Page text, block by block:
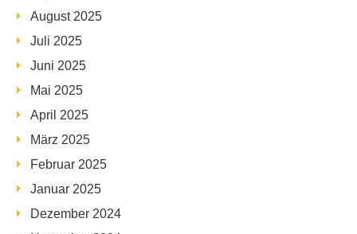
August 2025
Juli 2025
Juni 2025
Mai 2025
April 2025
März 2025
Februar 2025
Januar 2025
Dezember 2024